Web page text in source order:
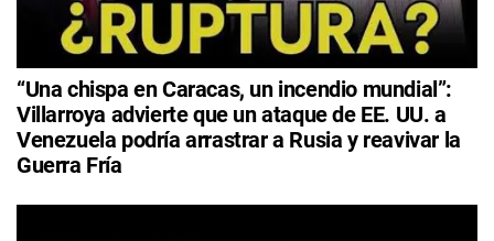
“Una chispa en Caracas, un incendio mundial”:
Villarroya advierte que un ataque de EE. UU. a
Venezuela podría arrastrar a Rusia y reavivar la
Guerra Fría